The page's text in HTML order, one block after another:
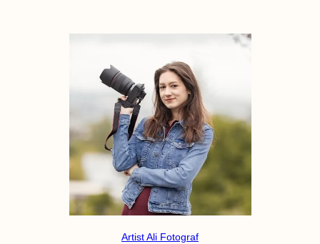
Artist Ali Fotograf